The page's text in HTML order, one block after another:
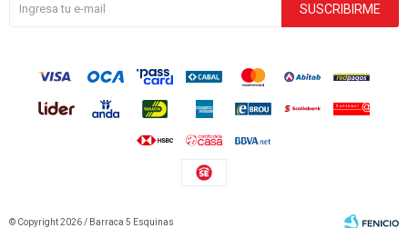
SUSCRIBIRME
© Copyright 2026 / Barraca 5 Esquinas